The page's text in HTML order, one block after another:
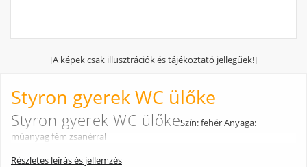
[A képek csak illusztrációk és tájékoztató jellegűek!]
Styron gyerek WC ülőke
Styron gyerek WC ülőkeSzín: fehér Anyaga:
műanyag fém zsanérral
Részletes leírás és jellemzés